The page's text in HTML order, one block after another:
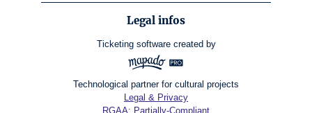
Legal infos
Ticketing software created by
Technological partner for cultural projects
Legal & Privacy
RGAA: Partially-Compliant